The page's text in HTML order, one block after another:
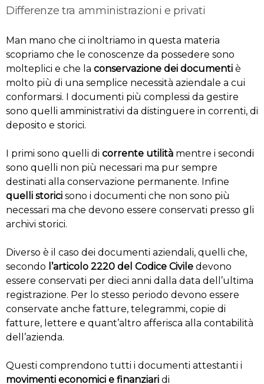
Differenze tra amministrazioni e privati
Man mano che ci inoltriamo in questa materia
scopriamo che le conoscenze da possedere sono
molteplici e che la conservazione dei documenti è
molto più di una semplice necessità aziendale a cui
conformarsi. I documenti più complessi da gestire
sono quelli amministrativi da distinguere in correnti, di
deposito e storici.
I primi sono quelli di corrente utilità mentre i secondi
sono quelli non più necessari ma pur sempre
destinati alla conservazione permanente. Infine
quelli storici sono i documenti che non sono più
necessari ma che devono essere conservati presso gli
archivi storici.
Diverso è il caso dei documenti aziendali, quelli che,
secondo l’articolo 2220 del Codice Civile devono
essere conservati per dieci anni dalla data dell’ultima
registrazione. Per lo stesso periodo devono essere
conservate anche fatture, telegrammi, copie di
fatture, lettere e quant’altro afferisca alla contabilità
dell’azienda.
Questi comprendono tutti i documenti attestanti i
movimenti economici e finanziari di